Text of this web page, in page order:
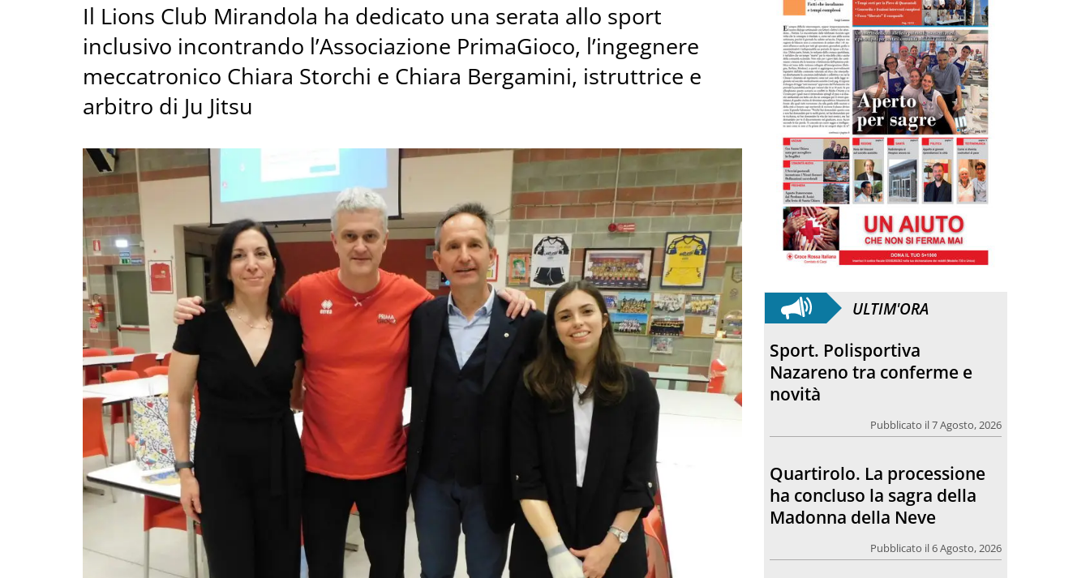
Il Lions Club Mirandola ha dedicato una serata allo sport
inclusivo incontrando l’Associazione PrimaGioco, l’ingegnere
meccatronico Chiara Storchi e Chiara Bergamini, istruttrice e
arbitro di Ju Jitsu
ULTIM'ORA
Quartirolo. La processione
ha concluso la sagra della
Madonna della Neve
Pubblicato il 6 Agosto, 2026
Anniversario. Hiroshima e
Nagasaki, 81 anni dopo: dal
Giappone e non solo un
nuovo appello per la pace e
il disarmo nucleare